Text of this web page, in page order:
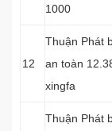
1000
12
Thuận Phát
an toàn
xingfa
Thuận Phát